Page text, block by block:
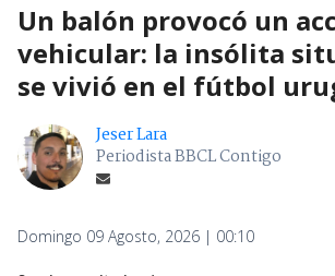
Un balón provocó un
vehicular: la insólita
se vivió en el fútbol
Jeser Lara
Periodista BBCL Contigo
Domingo 09 Agosto, 2026 | 00:10